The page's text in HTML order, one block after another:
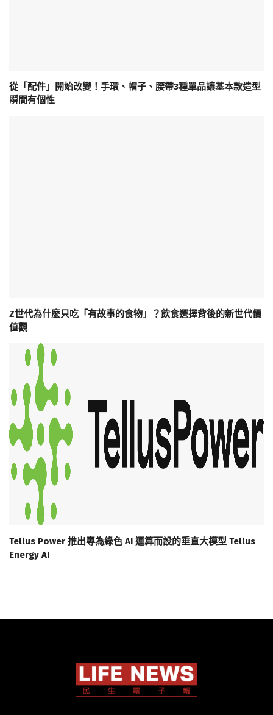
從「配件」開始改變！手環、帽子、腰帶3種單品讓基本款造型
瞬間有個性
Z世代為什麼只吃「有故事的食物」？飲食選擇背後的新世代價
值觀
Tellus Power 推出專為綠色 AI 運算而設的垂直大模型 Tellus
Energy AI